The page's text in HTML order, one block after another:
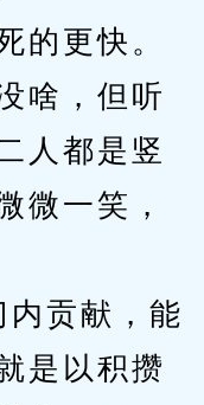
更快。
，但听
人都是竖
微一笑，
贡献，能
是以积攒